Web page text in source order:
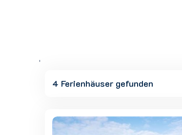
'
4 Ferienhäuser gefunden